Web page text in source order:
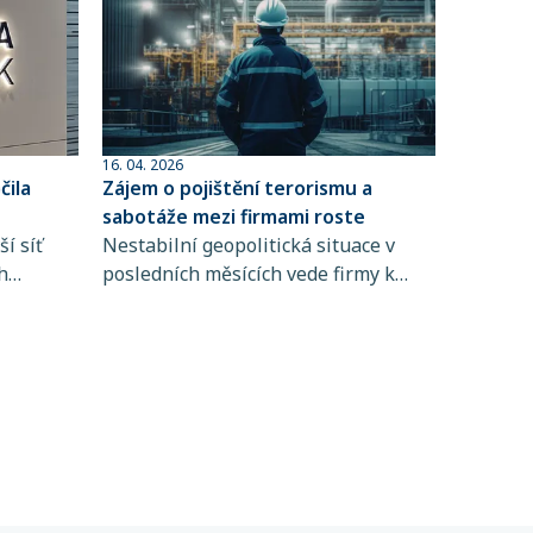
síť
16. 04. 2026
Zájem o pojištění terorismu a
sabotáže mezi firmami roste
Nestabilní geopolitická situace v
posledních měsících vede firmy k